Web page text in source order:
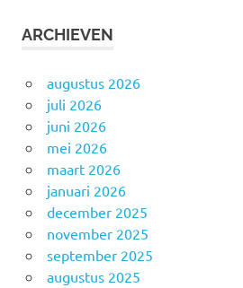
ARCHIEVEN
augustus 2026
juli 2026
juni 2026
mei 2026
maart 2026
januari 2026
december 2025
november 2025
september 2025
augustus 2025